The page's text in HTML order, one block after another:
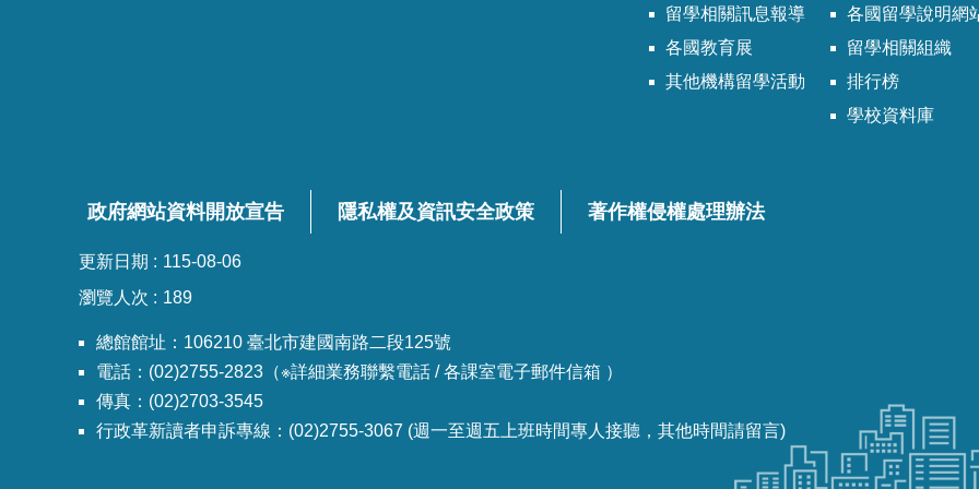
留學相關訊息報導
各國教育展
其他機構留學活動
各國留學說明網
留學相關組織
排行榜
學校資料庫
政府網站資料開放宣告 隱私權及資訊安全政策 著作權侵權處理辦法
更新日期
115-08-06
瀏覽人次
189
總館館址：106210 臺北市建國南路二段125號
電話：(02)2755-2823（※詳細業務聯繫電話 / 各課室電子郵件信箱 ）
傳真：(02)2703-3545
行政革新讀者申訴專線：(02)2755-3067 (週一至週五上班時間專人接聽，其他時間請留言)